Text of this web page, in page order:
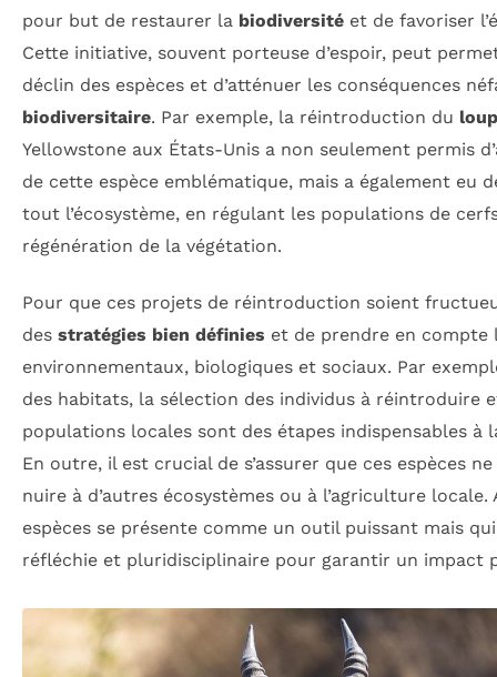
pour but de restaurer la biodiversité et de favoriser
Cette initiative, souvent porteuse d’espoir, peut
déclin des espèces et d’atténuer les conséquences
biodiversitaire. Par exemple, la réintroduction du loup
Yellowstone aux États-Unis a non seulement permis
de cette espèce emblématique, mais a également eu
tout l’écosystème, en régulant les populations de
régénération de la végétation.
Pour que ces projets de réintroduction soient
des stratégies bien définies et de prendre en compte
environnementaux, biologiques et sociaux. Par
des habitats, la sélection des individus à réintroduire
populations locales sont des étapes indispensables à
En outre, il est crucial de s’assurer que ces espèces
nuire à d’autres écosystèmes ou à l’agriculture
espèces se présente comme un outil puissant mais
réfléchie et pluridisciplinaire pour garantir un impact